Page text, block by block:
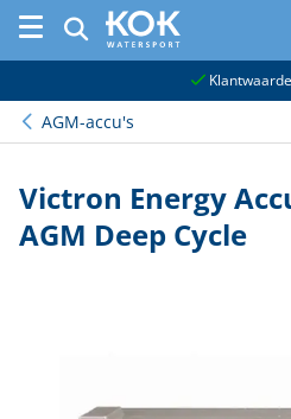
AGM-accu's
Victron Energy
AGM Deep Cycle